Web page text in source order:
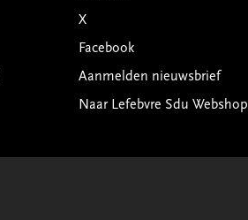
X
Facebook
Aanmelden nieuwsbrief
Naar Lefebvre Sdu Webshop